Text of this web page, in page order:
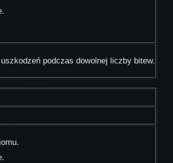
podczas dowolnej liczby bitew.